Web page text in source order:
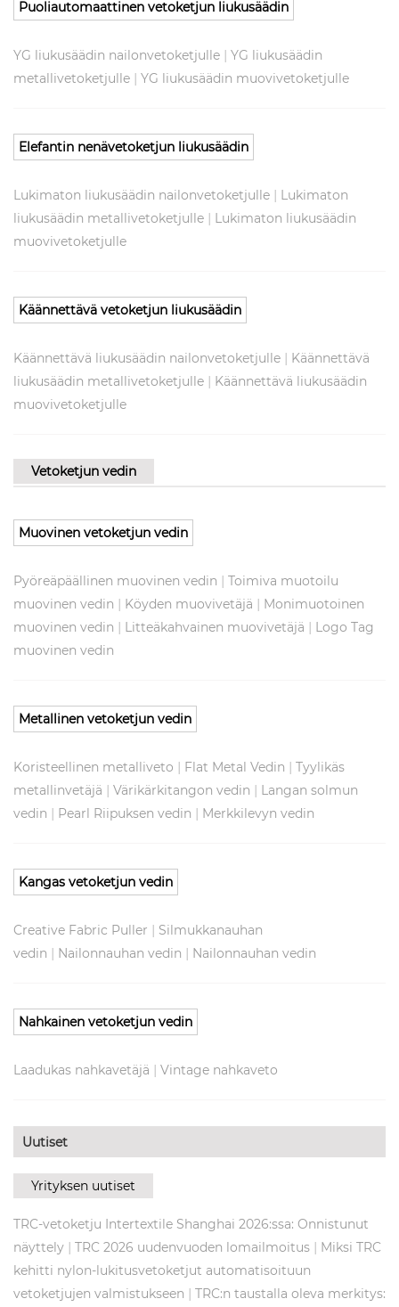
Puoliautomaattinen vetoketjun liukusäädin
YG liukusäädin nailonvetoketjulle | YG liukusäädin
metallivetoketjulle | YG liukusäädin muovivetoketjulle
Elefantin nenävetoketjun liukusäädin
Lukimaton liukusäädin nailonvetoketjulle | Lukimaton
liukusäädin metallivetoketjulle | Lukimaton liukusäädin
muovivetoketjulle
Käännettävä vetoketjun liukusäädin
Käännettävä liukusäädin nailonvetoketjulle | Käännettävä
liukusäädin metallivetoketjulle | Käännettävä liukusäädin
muovivetoketjulle
Vetoketjun vedin
Muovinen vetoketjun vedin
Pyöreäpäällinen muovinen vedin | Toimiva muotoilu
muovinen vedin | Köyden muovivetäjä | Monimuotoinen
muovinen vedin | Litteäkahvainen muovivetäjä | Logo Tag
muovinen vedin
Metallinen vetoketjun vedin
Koristeellinen metalliveto | Flat Metal Vedin | Tyylikäs
metallinvetäjä | Värikärkitangon vedin | Langan solmun
vedin | Pearl Riipuksen vedin | Merkkilevyn vedin
Kangas vetoketjun vedin
Creative Fabric Puller | Silmukkanauhan
vedin | Nailonnauhan vedin | Nailonnauhan vedin
Nahkainen vetoketjun vedin
Laadukas nahkavetäjä | Vintage nahkaveto
Uutiset
Yrityksen uutiset
TRC-vetoketju Intertextile Shanghai 2026:ssa: Onnistunut
näyttely | TRC 2026 uudenvuoden lomailmoitus | Miksi TRC
kehitti nylon-lukitusvetoketjut automatisoituun
vetoketjujen valmistukseen | TRC:n taustalla oleva merkitys: